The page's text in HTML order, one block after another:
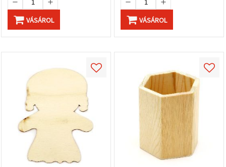
VÁSÁROL VÁSÁROL